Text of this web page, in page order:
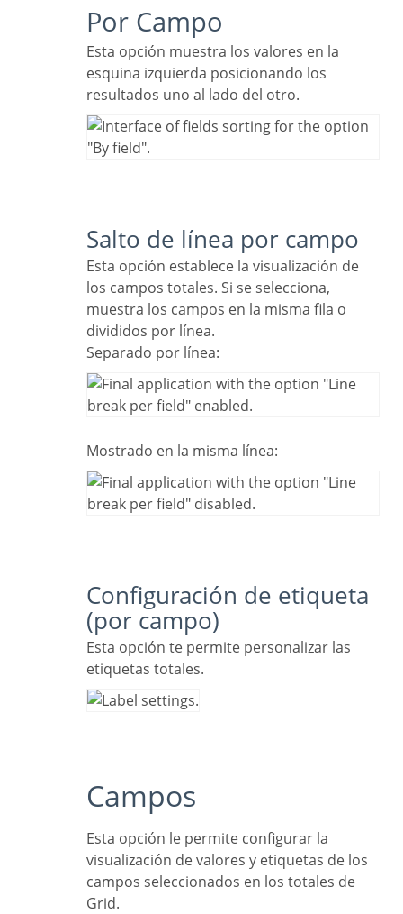
Por Campo
Esta opción muestra los valores en la
esquina izquierda posicionando los
resultados uno al lado del otro.
Salto de línea por campo
Esta opción establece la visualización de
los campos totales. Si se selecciona,
muestra los campos en la misma fila o
divididos por línea.
Separado por línea:
Mostrado en la misma línea:
Configuración de etiqueta
(por campo)
Esta opción te permite personalizar las
etiquetas totales.
Campos
Esta opción le permite configurar la
visualización de valores y etiquetas de los
campos seleccionados en los totales de
Grid.